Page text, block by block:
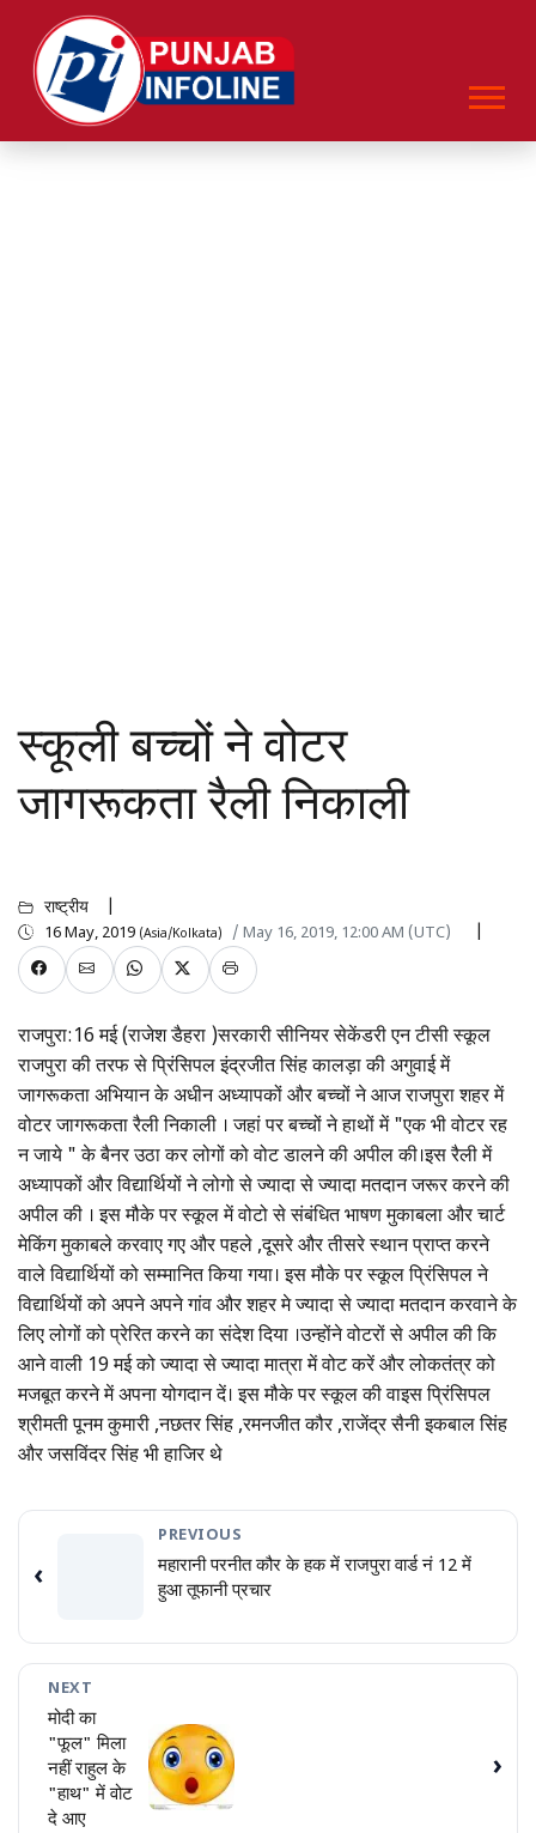
स्कूली बच्चों ने वोटर
जागरूकता रैली निकाली
राष्ट्रीय
16 May, 2019 (Asia/Kolkata) / May 16, 2019, 12:00 AM (UTC)
राजपुरा:16 मई (राजेश डैहरा )सरकारी सीनियर सेकेंडरी एन टीसी स्कूल
राजपुरा की तरफ से प्रिंसिपल इंद्रजीत सिंह कालड़ा की अगुवाई में
जागरूकता अभियान के अधीन अध्यापकों और बच्चों ने आज राजपुरा शहर में
वोटर जागरूकता रैली निकाली । जहां पर बच्चों ने हाथों में "एक भी वोटर रह
न जाये " के बैनर उठा कर लोगों को वोट डालने की अपील की।इस रैली में
अध्यापकों और विद्यार्थियों ने लोगो से ज्यादा से ज्यादा मतदान जरूर करने की
अपील की । इस मौके पर स्कूल में वोटो से संबंधित भाषण मुकाबला और चार्ट
मेकिंग मुकाबले करवाए गए और पहले ,दूसरे और तीसरे स्थान प्राप्त करने
वाले विद्यार्थियों को सम्मानित किया गया। इस मौके पर स्कूल प्रिंसिपल ने
विद्यार्थियों को अपने अपने गांव और शहर मे ज्यादा से ज्यादा मतदान करवाने के
लिए लोगों को प्रेरित करने का संदेश दिया ।उन्होंने वोटरों से अपील की कि
आने वाली 19 मई को ज्यादा से ज्यादा मात्रा में वोट करें और लोकतंत्र को
मजबूत करने में अपना योगदान दें। इस मौके पर स्कूल की वाइस प्रिंसिपल
श्रीमती पूनम कुमारी ,नछतर सिंह ,रमनजीत कौर ,राजेंद्र सैनी इकबाल सिंह
और जसविंदर सिंह भी हाजिर थे
‹
PREVIOUS
महारानी परनीत कौर के हक में राजपुरा वार्ड नं 12 में
हुआ तूफानी प्रचार
NEXT
मोदी का
"फूल" मिला
नहीं राहुल के
"हाथ" में वोट
दे आए
›